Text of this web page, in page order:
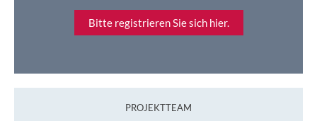
Bitte registrieren Sie sich hier.
PROJEKTTEAM